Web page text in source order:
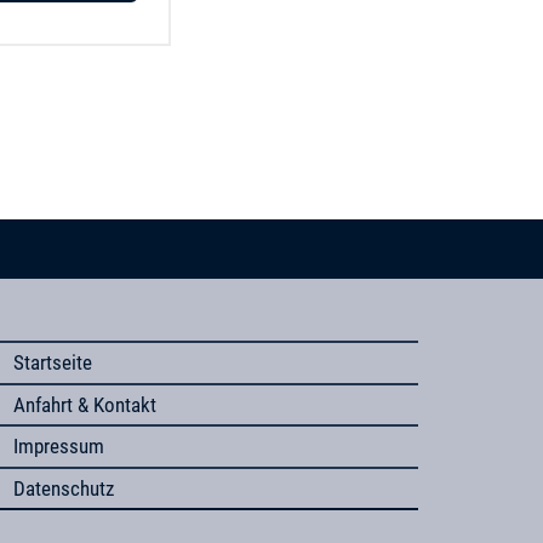
Startseite
Anfahrt & Kontakt
Impressum
Datenschutz